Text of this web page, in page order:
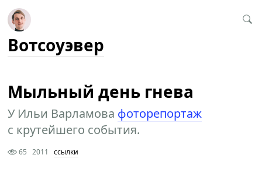
Вотсоуэвер
Мыльный день гнева
У Ильи Варламова фоторепортаж
с крутейшего события.
65 2011 ссылки